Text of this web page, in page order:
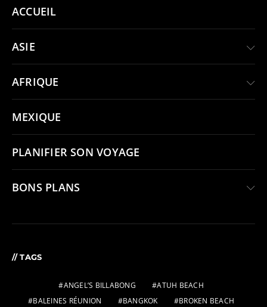
ACCUEIL
ASIE
AFRIQUE
MEXIQUE
PLANIFIER SON VOYAGE
BONS PLANS
// TAGS
ANGEL’S BILLABONG
ATUH BEACH
BALEINES RÉUNION
BANGKOK
BROKEN BEACH